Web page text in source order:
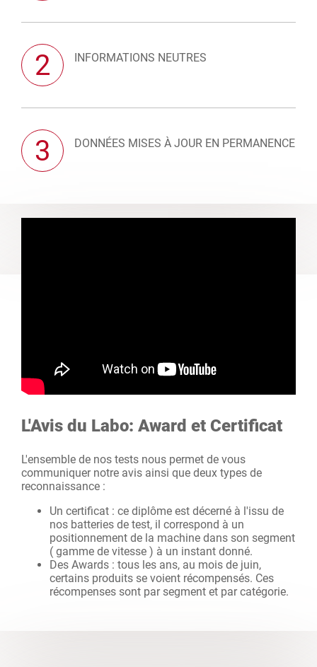
2 INFORMATIONS NEUTRES
3 DONNÉES MISES À JOUR EN PERMANENCE
L'Avis du Labo: Award et Certificat
L'ensemble de nos tests nous permet de vous
communiquer notre avis ainsi que deux types de
reconnaissance :
Un certificat : ce diplôme est décerné à l'issu de
nos batteries de test, il correspond à un
positionnement de la machine dans son segment
( gamme de vitesse ) à un instant donné.
Des Awards : tous les ans, au mois de juin,
certains produits se voient récompensés. Ces
récompenses sont par segment et par catégorie.